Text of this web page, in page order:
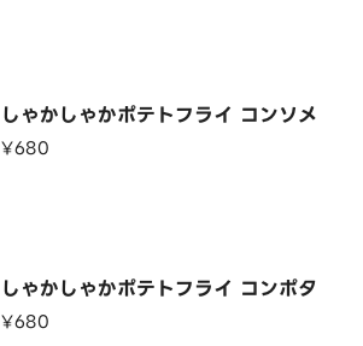
しゃかしゃかポテトフライ コンソメ
¥680
しゃかしゃかポテトフライ コンポタ
¥680